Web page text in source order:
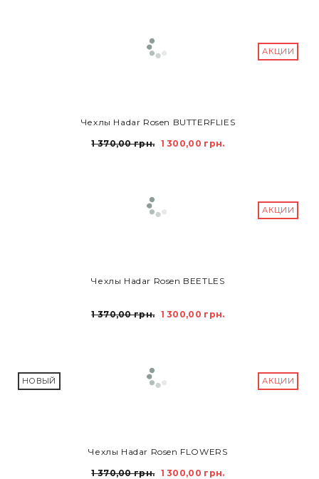
АКЦИИ
В КОРЗИНУЧехлы Hadar Rosen BUTTERFLIES
1 370,00 грн. 1 300,00 грн.
АКЦИИ
Чехлы Hadar Rosen BEETLES
1 370,00 грн. 1 300,00 грн.
НОВЫЙ АКЦИИ
В КОРЗИНУЧехлы Hadar Rosen FLOWERS
1 370,00 грн. 1 300,00 грн.